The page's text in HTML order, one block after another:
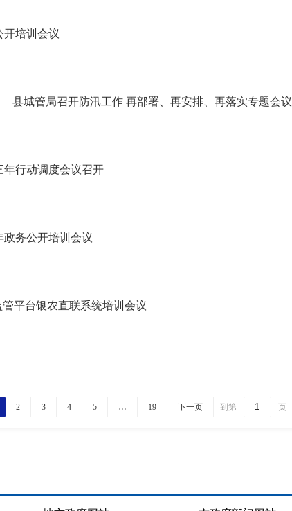
开培训会议
县城管局召开防汛工作 再部署、再安排、再落实专题会议
年行动调度会议召开
政务公开培训会议
平台银农直联系统培训会议
2 3 4 5 … 19 下一页 到第 页